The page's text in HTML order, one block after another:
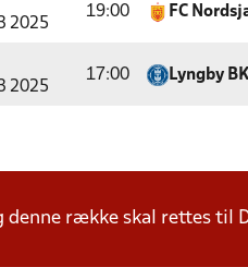
2025
19:00 FC
2025
17:00 Lyngby BK
denne række skal rettes til